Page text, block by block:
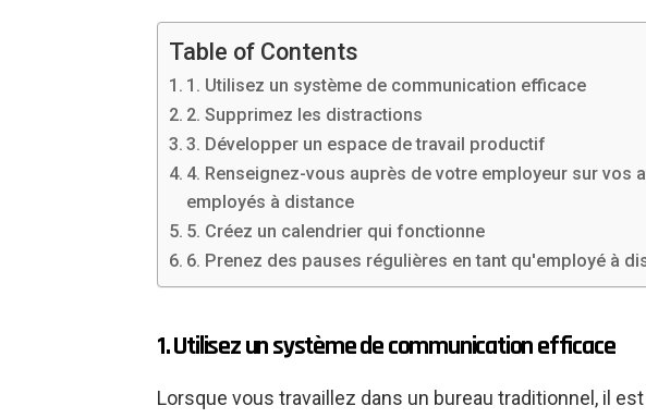
Table of Contents
1. Utilisez un système de communication efficace
2. Supprimez les distractions
3. Développer un espace de travail productif
4. Renseignez-vous auprès de votre employeur sur vos
employés à distance
5. Créez un calendrier qui fonctionne
6. Prenez des pauses régulières en tant qu'employé à
1. Utilisez un système de communication efficace
Lorsque vous travaillez dans un bureau traditionnel, il